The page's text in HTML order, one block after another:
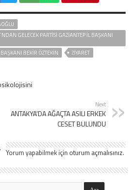
GELECEK PARTISI GAZIANTEP İL BAŞKANI
BEKIR ÖZTEKIN
ZIYARET
Next
ANTAKYA’DA AĞAÇTA ASILI ERKEK
CESET BULUNDU
Yorum yapabilmek için oturum açmalısınız.